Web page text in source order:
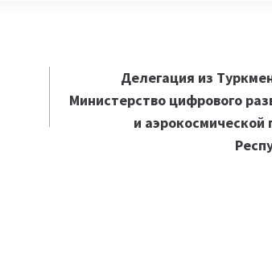
Делегация из
Министерство цифрового
и